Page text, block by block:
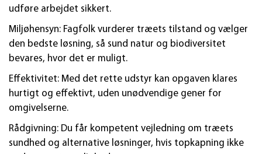
udføre arbejdet sikkert.
Miljøhensyn: Fagfolk vurderer træets tilstand og vælger
den bedste løsning, så sund natur og biodiversitet
bevares, hvor det er muligt.
Effektivitet: Med det rette udstyr kan opgaven klares
hurtigt og effektivt, uden unødvendige gener for
omgivelserne.
Rådgivning: Du får kompetent vejledning om træets
sundhed og alternative løsninger, hvis topkapning ikke